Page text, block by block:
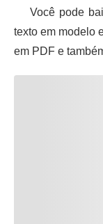
Você pode
texto em modelo
em PDF e